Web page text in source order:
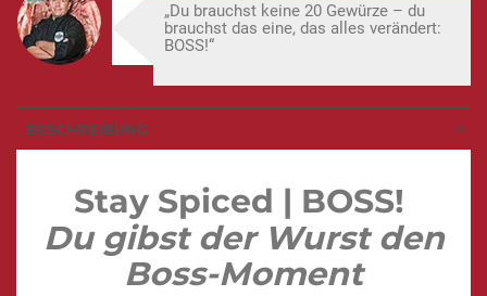
„Du brauchst keine 20 Gewürze – du
brauchst das eine, das alles verändert:
BOSS!“
BESCHREIBUNG
Stay Spiced | BOSS!
Du gibst der Wurst den
Boss-Moment